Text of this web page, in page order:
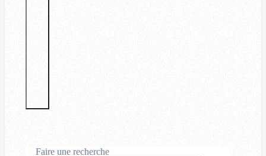
Faire une recherche